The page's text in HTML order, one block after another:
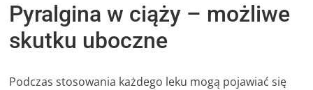
Pyralgina w ciąży – możliwe
skutku uboczne
Podczas stosowania każdego leku mogą pojawiać się